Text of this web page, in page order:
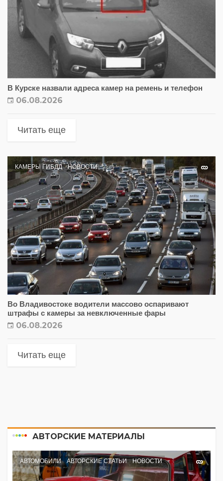
В Курске назвали адреса камер на ремень и телефон
06.08.2026
Читать еще
КАМЕРЫ ГИБДД НОВОСТИ
Во Владивостоке водители массово оспаривают
штрафы с камеры за невключенные фары
06.08.2026
Читать еще
АВТОРСКИЕ МАТЕРИАЛЫ
АВТОМОБИЛИ АВТОРСКИЕ СТАТЬИ НОВОСТИ